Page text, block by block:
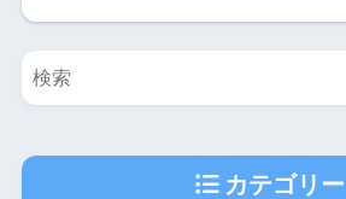
カテゴリー